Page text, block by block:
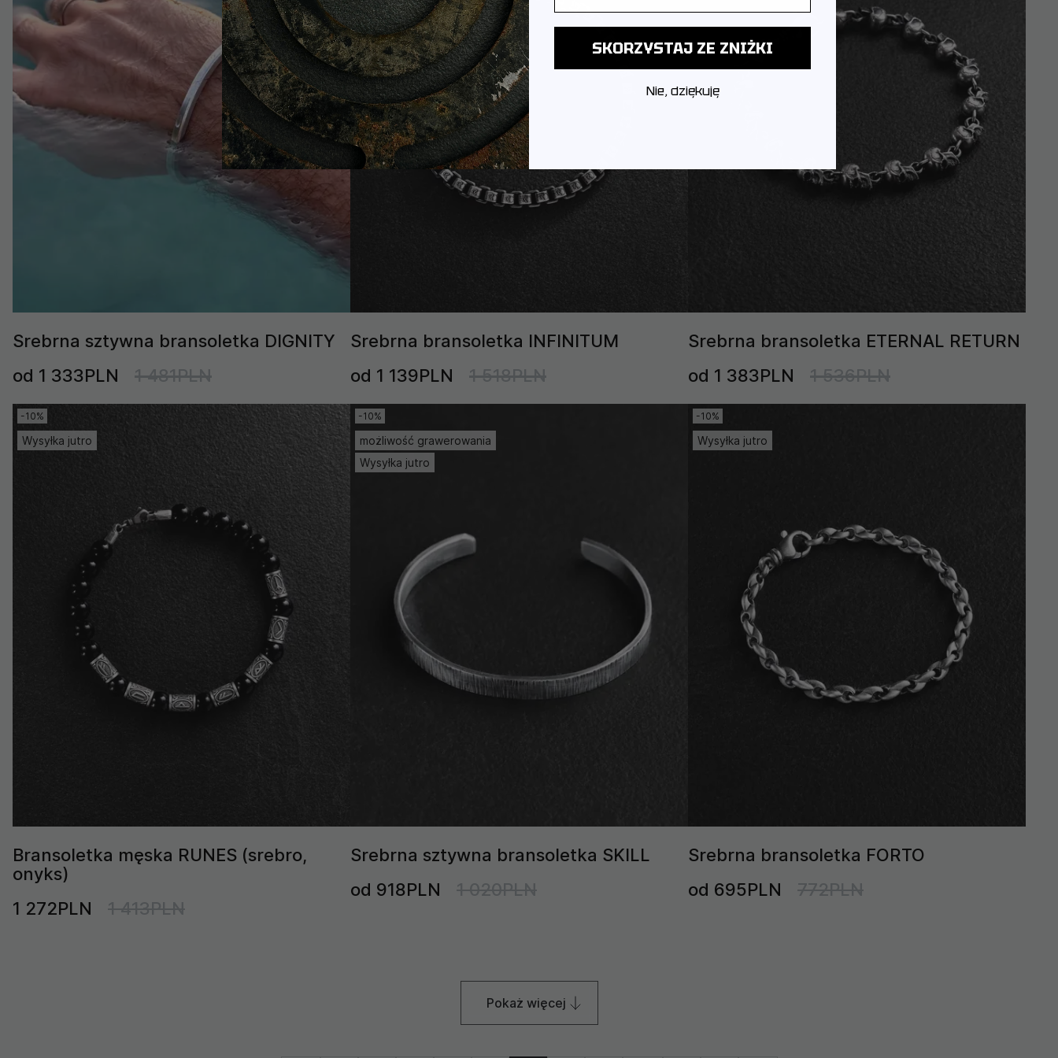
Srebrna sztywna bransoletka DIGNITY
od 1 333PLN
1 481PLN
Srebrna bransoletka INFINITUM
od 1 139PLN
1 518PLN
Srebrna bransoletka ETERNAL RETURN
od 1 383PLN
1 536PLN
-10%
Wysyłka jutro
Bransoletka męska RUNES (srebro,
onyks)
1 272PLN
1 413PLN
-10%
możliwość grawerowania
Wysyłka jutro
Srebrna sztywna bransoletka SKILL
od 918PLN
1 020PLN
-10%
Wysyłka jutro
Srebrna bransoletka FORTO
od 695PLN
772PLN
Pokaż więcej
SKORZYSTAJ ZE ZNIŻKI
Nie, dziękuję